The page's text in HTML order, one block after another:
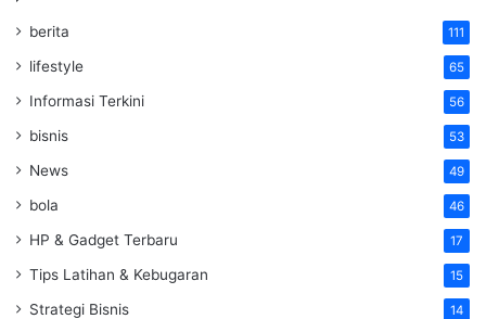
berita 111
lifestyle 65
Informasi Terkini 56
bisnis 53
News 49
bola 46
HP & Gadget Terbaru 17
Tips Latihan & Kebugaran 15
Strategi Bisnis 14